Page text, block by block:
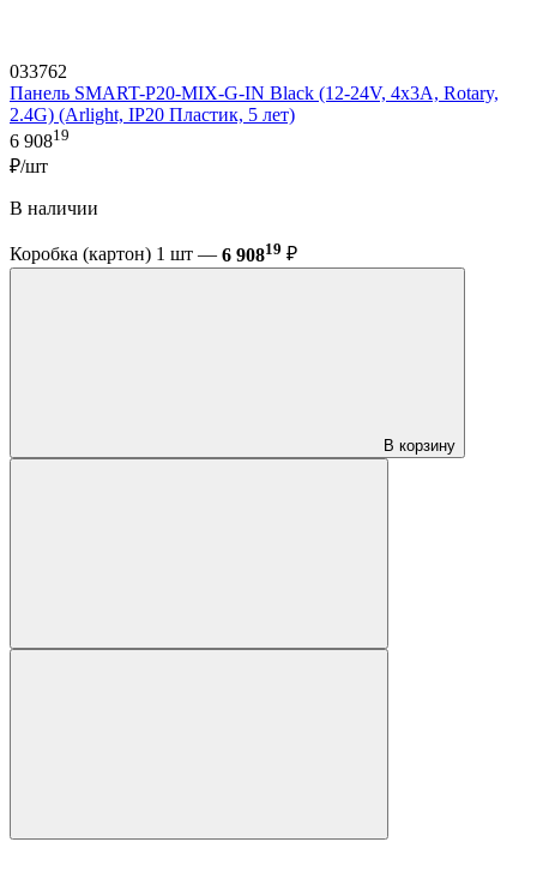
033762
Панель SMART-P20-MIX-G-IN Black (12-24V, 4x3A, Rotary,
2.4G) (Arlight, IP20 Пластик, 5 лет)
6 90819
₽/шт
В наличии
Коробка (картон) 1 шт — 6 90819 ₽
В корзину